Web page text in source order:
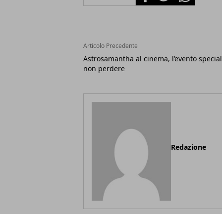
Articolo Precedente
Astrosamantha al cinema, l’evento
non perdere
Redazione